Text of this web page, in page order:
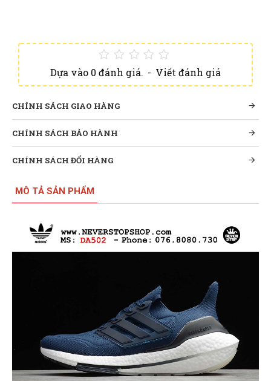
Dựa vào 0 đánh giá. - Viết đánh giá
CHÍNH SÁCH GIAO HÀNG
CHÍNH SÁCH BẢO HÀNH
CHÍNH SÁCH ĐỔI HÀNG
MÔ TẢ SẢN PHẨM